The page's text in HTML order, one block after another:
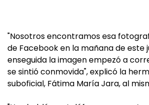
"Nosotros encontramos esa
de Facebook en la mañana de este
enseguida la imagen empezó a
se sintió conmovida", explicó la
suboficial, Fátima María Jara, al